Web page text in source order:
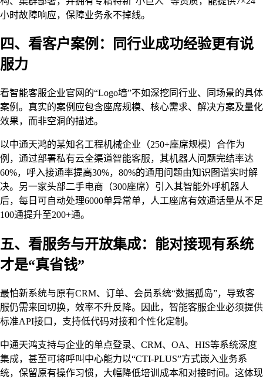
小时故障响应，保障业务永不掉线。
四、看客户案例：同行业成功经验更有说
服力
看智能客服企业官网的“Logo墙”不如深挖同行业、同场景的具体
案例。真实的案例应包含座席规模、核心需求、解决方案及量化
效果，而非空洞的描述。
以中通天鸿的某知名工程机械企业（250+座席规模）合作为
例，通过部署私有云全渠道智能客服，其机器人问题完结率达
60%，呼入接通率提高30%，80%的通用问题由知识图谱实时解
决。另一家头部二手电商（300座席）引入其智能外呼机器人
后，每日可自动处理6000单异常单，人工座席有效通话量从不足
100通提升至200+通。
五、看服务与开放集成：能对接现有系统
才是“真省钱”
最怕新系统与原有CRM、订单、会员系统“数据孤岛”，导致客
服仍需来回切换，效率不升反降。因此，智能客服企业必须提供
标准API接口，支持低代码对接和个性化定制。
中通天鸿支持与企业的单点登录、CRM、OA、HIS等系统深度
集成，甚至可将呼叫中心能力以“CTI-PLUS”方式嵌入业务系
统，保留原有操作习惯，大幅降低培训成本和对接时间。这体现